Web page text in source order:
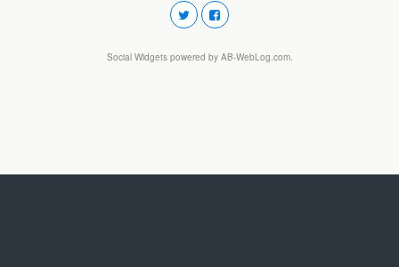
Social Widgetspowered by AB-WebLog.com.